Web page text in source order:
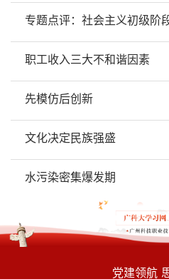
专题点评：社会主义初级阶
职工收入三大不和谐因素
先模仿后创新
文化决定民族强盛
水污染密集爆发期
党建领航